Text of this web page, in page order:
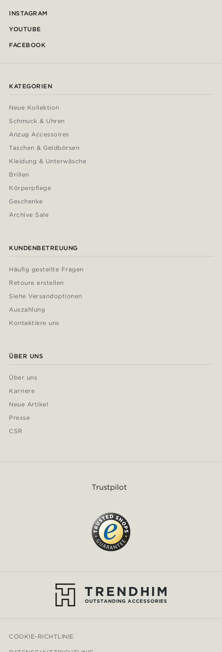
INSTAGRAM
YOUTUBE
FACEBOOK
KATEGORIEN
Neue Kollektion
Schmuck & Uhren
Anzug Accessoires
Taschen & Geldbörsen
Kleidung & Unterwäsche
Brillen
Körperpflege
Geschenke
Archive Sale
KUNDENBETREUUNG
Häufig gestellte Fragen
Retoure erstellen
Siehe Versandoptionen
Auszahlung
Kontaktiere uns
ÜBER UNS
Über uns
Karriere
Neue Artikel
Presse
CSR
Trustpilot
COOKIE-RICHTLINIE